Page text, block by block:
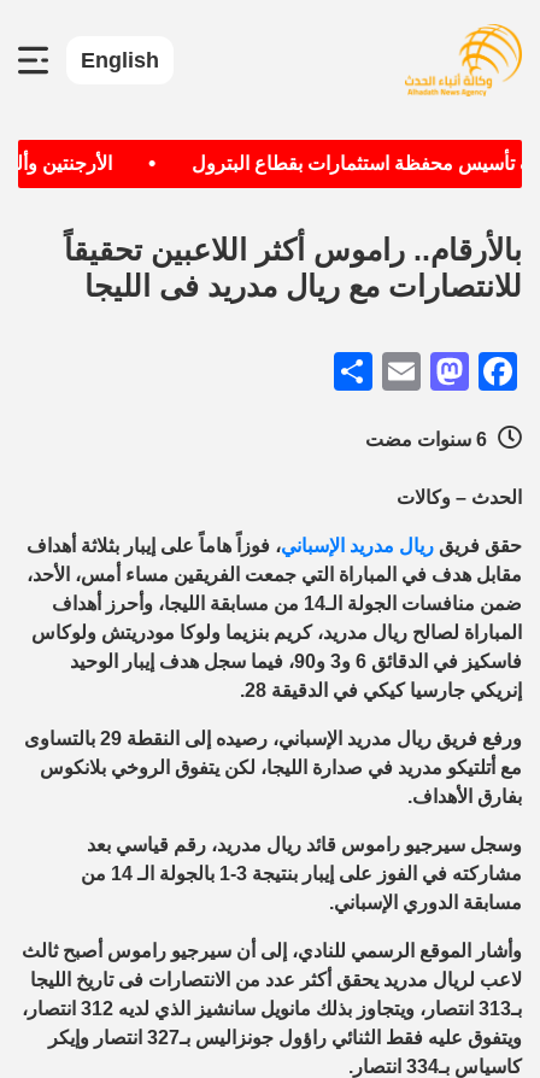
English
تأسيس محفظة استثمارات بقطاع البترول الأرجنتين
بالأرقام.. راموس أكثر اللاعبين تحقيقاً
للانتصارات مع ريال مدريد فى الليجا
Facebook
Mastodon
Email
الحدث – وكالات
حقق فريق ريال مدريد الإسباني، فوزاً هاماً على إيبار بثلاثة أهداف
مقابل هدف في المباراة التي جمعت الفريقين مساء أمس، الأحد،
ضمن منافسات الجولة الـ14 من مسابقة الليجا،
وأحرز أهداف
المباراة لصالح ريال مدريد، كريم بنزيما ولوكا مودريتش ولوكاس
فاسكيز في الدقائق 6 و3 و90، فيما سجل هدف إيبار الوحيد
إنريكي جارسيا كيكي في الدقيقة 28.
ورفع فريق ريال مدريد الإسباني، رصيده إلى النقطة 29 بالتساوى
مع أتلتيكو مدريد في صدارة الليجا، لكن يتفوق الروخي بلانكوس
بفارق الأهداف.
وسجل سيرجيو راموس قائد ريال مدريد، رقم قياسي بعد
مشاركته في الفوز على إيبار بنتيجة 3-1 بالجولة الـ 14 من
مسابقة الدوري الإسباني.
وأشار الموقع الرسمي للنادي، إلى أن سيرجيو راموس أصبح ثالث
لاعب لريال مدريد يحقق أكثر عدد من الانتصارات فى تاريخ الليجا
بـ313 انتصار، ويتجاوز بذلك مانويل سانشيز الذي لديه 312 انتصار،
ويتفوق عليه فقط الثنائي راؤول جونزاليس بـ327 انتصار وإيكر
كاسياس بـ334 انتصار
.